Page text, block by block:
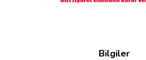
Bilgiler